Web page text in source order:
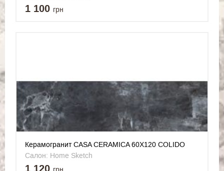
1 100 грн
Керамогранит CASA CERAMICA 60X120 COLIDO
NERO
Салон: Home Sketch
1 120 грн